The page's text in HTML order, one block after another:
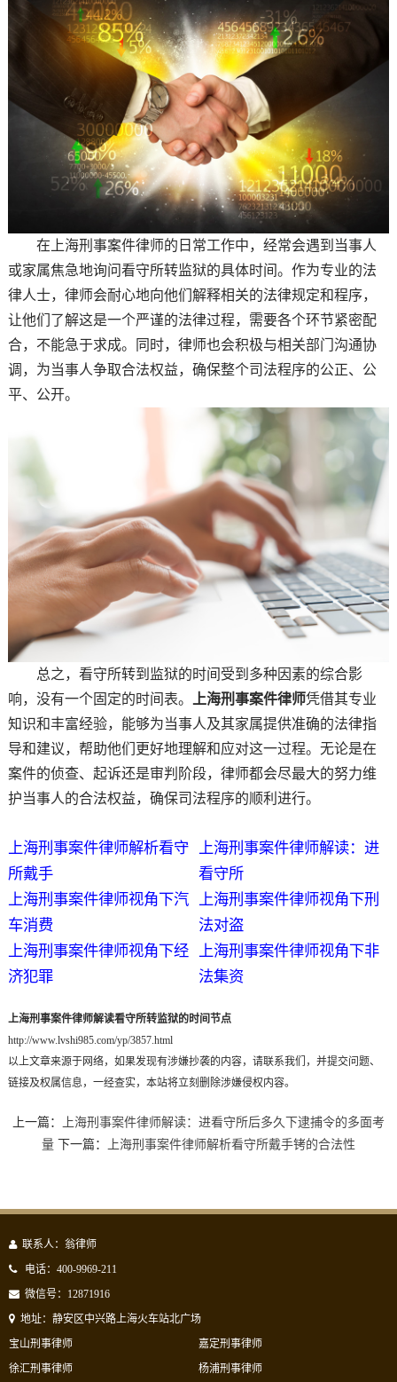
在上海刑事案件律师的日常工作中，经常会遇到当事人
或家属焦急地询问看守所转监狱的具体时间。作为专业的法
律人士，律师会耐心地向他们解释相关的法律规定和程序，
让他们了解这是一个严谨的法律过程，需要各个环节紧密配
合，不能急于求成。同时，律师也会积极与相关部门沟通协
调，为当事人争取合法权益，确保整个司法程序的公正、公
平、公开。
总之，看守所转到监狱的时间受到多种因素的综合影
响，没有一个固定的时间表。
上海刑事案件律师凭借其专业
知识和丰富经验，能够为当事人及其家属提供准确的法律指
导和建议，帮助他们更好地理解和应对这一过程。无论是在
案件的侦查、起诉还是审判阶段，律师都会尽最大的努力维
护当事人的合法权益，确保司法程序的顺利进行。
上海刑事案件律师解析看守
所戴手
上海刑事案件律师解读：进
看守所
上海刑事案件律师视角下汽
车消费
上海刑事案件律师视角下刑
法对盗
上海刑事案件律师视角下经
济犯罪
上海刑事案件律师视角下非
法集资
上海刑事案件律师解读看守所转监狱的时间节点
http://www.lvshi985.com/yp/3857.html
以上文章来源于网络，如果发现有涉嫌抄袭的内容，请联系我们，并提交问题、
链接及权属信息，一经查实，本站将立刻删除涉嫌侵权内容。
上一篇：
上海刑事案件律师解读：进看守所后多久下逮捕令的多面考
量下一篇： 上海刑事案件律师解析看守所戴手铐的合法性
联系人：翁律师
电话：400-9969-211
微信号：12871916
地址：静安区中兴路上海火车站北广场
宝山刑事律师
徐汇刑事律师
嘉定刑事律师
杨浦刑事律师